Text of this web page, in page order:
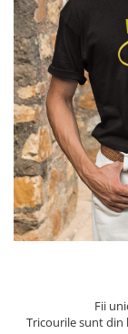
Tricouri Diverse
Tricouri Azi esti
Tricouri
Tricouri Mamici
Tricouri Pensionari
Tricouri Animalute
Tricouri Stari
Tricouri Gameri
Tricouri Mesaje
Tricouri Copii
Fii
Tricourile sunt din